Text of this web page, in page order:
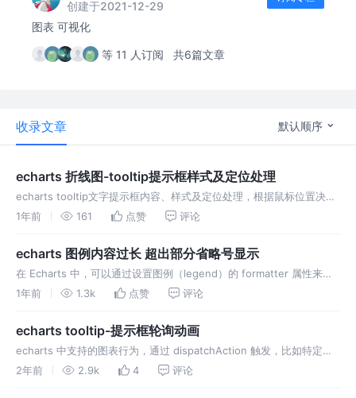
创建于2021-12-29
图表 可视化
等 11 人订阅 共6篇文章
收录文章 默认顺序
echarts 折线图-tooltip提示框样式及定位处理
echarts tooltip文字提示框内容、样式及定位处理，根据鼠标位置决定
提示框显示在左侧还是右侧
1年前 161 点赞 评论
echarts 图例内容过长 超出部分省略号显示
在 Echarts 中，可以通过设置图例（legend）的 formatter 属性来自
定义图例文本的显示。如果文本内容过长，可以在 formatter 中加入省
1年前 1.3k 点赞 评论
echarts tooltip-提示框轮询动画
echarts 中支持的图表行为，通过 dispatchAction 触发，比如特定位
置高亮、显示提示框等。利用 echarts api 触发图表显示提示框，并根
2年前 2.9k 4 评论